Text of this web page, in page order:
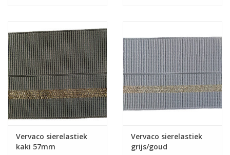
Cadeaubonnen
Guy's blog
Loyalty
Vervaco sierelastiek
kaki 57mm
Vervaco sierelastiek
grijs/goud